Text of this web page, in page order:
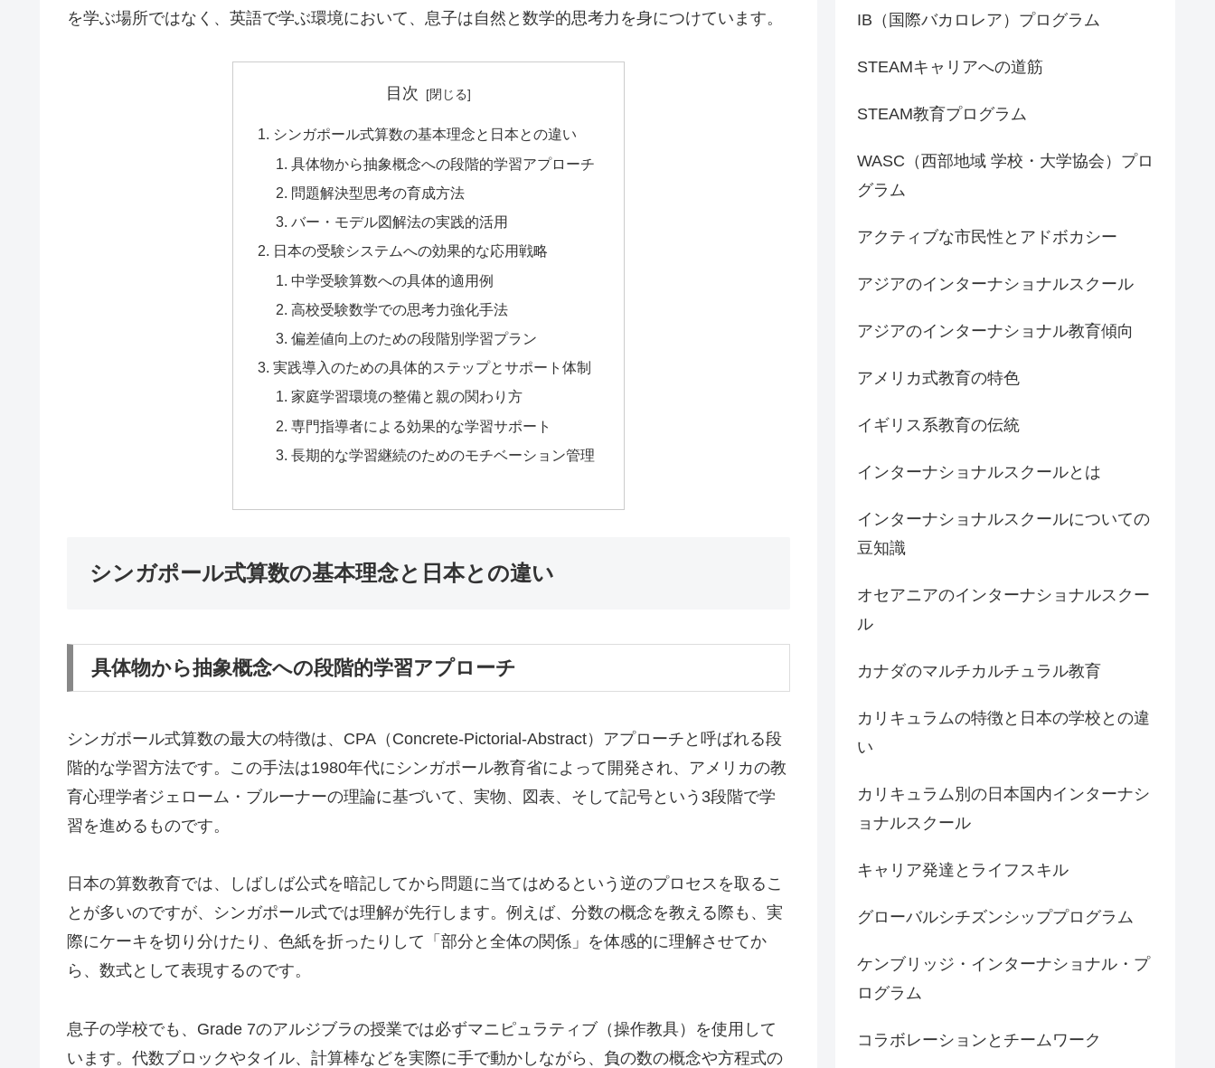
を学ぶ場所ではなく、英語で学ぶ環境において、息子は自然と数学的思考力を身につけています。
目次
シンガポール式算数の基本理念と日本との違い
具体物から抽象概念への段階的学習アプローチ
問題解決型思考の育成方法
バー・モデル図解法の実践的活用
日本の受験システムへの効果的な応用戦略
中学受験算数への具体的適用例
高校受験数学での思考力強化手法
偏差値向上のための段階別学習プラン
実践導入のための具体的ステップとサポート体制
家庭学習環境の整備と親の関わり方
専門指導者による効果的な学習サポート
長期的な学習継続のためのモチベーション管理
シンガポール式算数の基本理念と日本との違い
具体物から抽象概念への段階的学習アプローチ
シンガポール式算数の最大の特徴は、CPA（Concrete-Pictorial-Abstract）アプローチと呼ばれる段
階的な学習方法です。この手法は1980年代にシンガポール教育省によって開発され、アメリカの教
育心理学者ジェローム・ブルーナーの理論に基づいて、実物、図表、そして記号という3段階で学
習を進めるものです。
日本の算数教育では、しばしば公式を暗記してから問題に当てはめるという逆のプロセスを取るこ
とが多いのですが、シンガポール式では理解が先行します。例えば、分数の概念を教える際も、実
際にケーキを切り分けたり、色紙を折ったりして「部分と全体の関係」を体感的に理解させてか
ら、数式として表現するのです。
息子の学校でも、Grade 7のアルジブラの授業では必ずマニピュラティブ（操作教具）を使用して
います。代数ブロックやタイル、計算棒などを実際に手で動かしながら、負の数の概念や方程式の
IB（国際バカロレア）プログラム
STEAMキャリアへの道筋
STEAM教育プログラム
WASC（西部地域 学校・大学協会）プロ
グラム
アクティブな市民性とアドボカシー
アジアのインターナショナルスクール
アジアのインターナショナル教育傾向
アメリカ式教育の特色
イギリス系教育の伝統
インターナショナルスクールとは
インターナショナルスクールについての
豆知識
オセアニアのインターナショナルスクー
ル
カナダのマルチカルチュラル教育
カリキュラムの特徴と日本の学校との違
い
カリキュラム別の日本国内インターナシ
ョナルスクール
キャリア発達とライフスキル
グローバルシチズンシッププログラム
ケンブリッジ・インターナショナル・プ
ログラム
コラボレーションとチームワーク